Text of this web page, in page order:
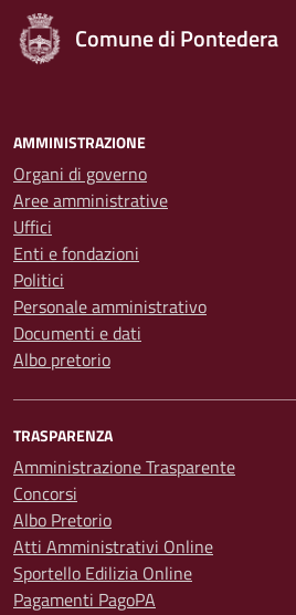
Comune di Pontedera
AMMINISTRAZIONE
Organi di governo
Aree amministrative
Uffici
Enti e fondazioni
Politici
Personale amministrativo
Documenti e dati
Albo pretorio
TRASPARENZA
Amministrazione Trasparente
Concorsi
Albo Pretorio
Atti Amministrativi Online
Sportello Edilizia Online
Pagamenti PagoPA